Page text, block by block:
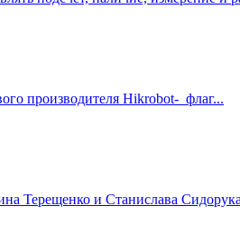
производителя Hikrobot- флаг...
Терещенко и Станислава